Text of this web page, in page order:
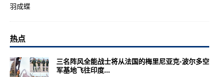
热点
三名阵风全能战士将从法国的梅里尼亚克-波尔多空
军基地飞往印度...